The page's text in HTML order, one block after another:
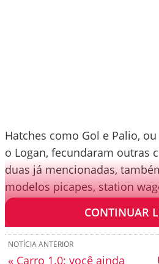
Hatches como Gol e Palio,
o Logan, fecundaram outras
duas já mencionadas,
modelos picapes, station
esportivos. Confira:
CONTINUAR
NOTÍCIA ANTERIOR
« Carro 1.0: você ainda